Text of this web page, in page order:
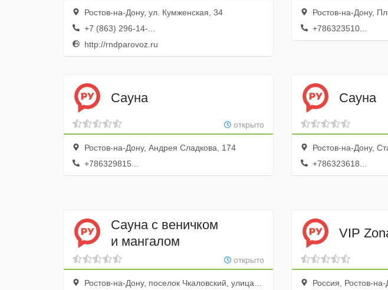
Ростов-на-Дону, ул. Кумженская, 34
+7 (863) 296-14-...
http://rndparovoz.ru
Ростов-на-Дону,
+786323510...
Сауна
открыто
Ростов-на-Дону, Андрея Сладкова, 174
+786329815...
Сауна
Ростов-на-Дону,
+786323618...
Сауна с веничком
и мангалом
открыто
Ростов-на-Дону, поселок Чкаловский, улица Штахановского, 23в
VIP
Россия, Ростов-на-